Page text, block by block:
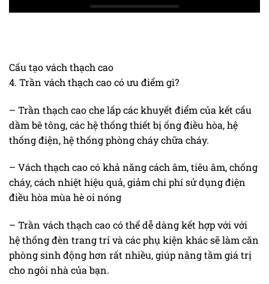
Cấu tạo vách thạch cao
4. Trần vách thạch cao có ưu điểm gì?
– Trần thạch cao che lấp các khuyết điểm của kết cấu
dầm bê tông, các hệ thống thiết bị ống điều hòa, hệ
thống điện, hệ thống phòng cháy chữa cháy.
– Vách thạch cao có khả năng cách âm, tiêu âm, chống
cháy, cách nhiệt hiệu quả, giảm chi phí sử dụng điện
điều hòa mùa hè oi nóng
– Trần vách thạch cao có thể dễ dàng kết hợp với với
hệ thống đèn trang trí và các phụ kiện khác sẽ làm căn
phòng sinh động hơn rất nhiều, giúp nâng tầm giá trị
cho ngôi nhà của bạn.